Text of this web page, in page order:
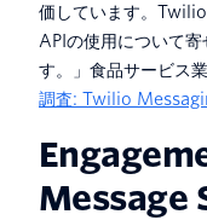
価しています。
APIの使用について
す。」食品サービス
調査: Twilio
Message